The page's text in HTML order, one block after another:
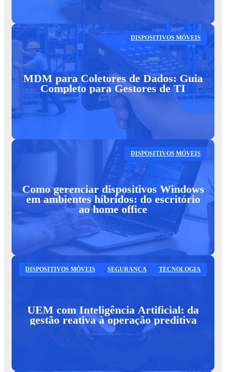
DISPOSITIVOS MÓVEIS
MDM para Coletores de Dados: Guia
Completo para Gestores de TI
DISPOSITIVOS MÓVEIS
Como gerenciar dispositivos Windows
em ambientes híbridos: do escritório
ao home office
DISPOSITIVOS MÓVEIS SEGURANÇA TECNOLOGIA
UEM com Inteligência Artificial: da
gestão reativa à operação preditiva